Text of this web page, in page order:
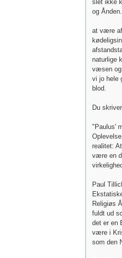
slet ikke
og Ånden.
at være
naturlige
væsen
vi jo hele
blod.
Du
"Paulus'
realitet:
være en
Paul
Religiøs
fuldt ud
det er en
være i
som den